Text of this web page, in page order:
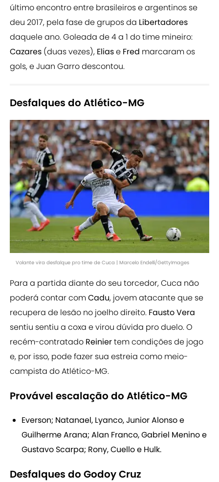
último encontro entre brasileiros e argentinos se
deu 2017, pela fase de grupos da Libertadores
daquele ano. Goleada de 4 a 1 do time mineiro:
Cazares (duas vezes), Eliase Fred marcaram os
gols, e Juan Garro descontou.
Desfalques do Atlético-MG
Volante vira desfalque pro time de Cuca | Marcelo Endelli/GettyImages
Para a partida diante do seu torcedor, Cuca não
poderá contar comCadu, jovem atacante que se
recupera de lesão no joelho direito. Fausto Vera
sentiu sentiu a coxa e virou dúvida pro duelo. O
recém-contratado Reiniertem condições de jogo
e, por isso, pode fazer sua estreia como meio-
campista do Atlético-MG.
Provável escalação do Atlético-MG
Everson; Natanael, Lyanco, Junior Alonso e
Guilherme Arana; Alan Franco, Gabriel Menino e
Gustavo Scarpa; Rony, Cuello e Hulk.
Desfalques do Godoy Cruz